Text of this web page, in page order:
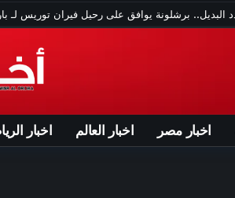
فيديو.. ساعة واحدة ago
موعد الظهور الأول لـ
7
قبل انطلاقته.. محمد رمضان يُهديساعتين ago
ترامب كان على متن مروحية "مارين 3 ساعات ago
اخبار مصر اخبار العالم اخبار